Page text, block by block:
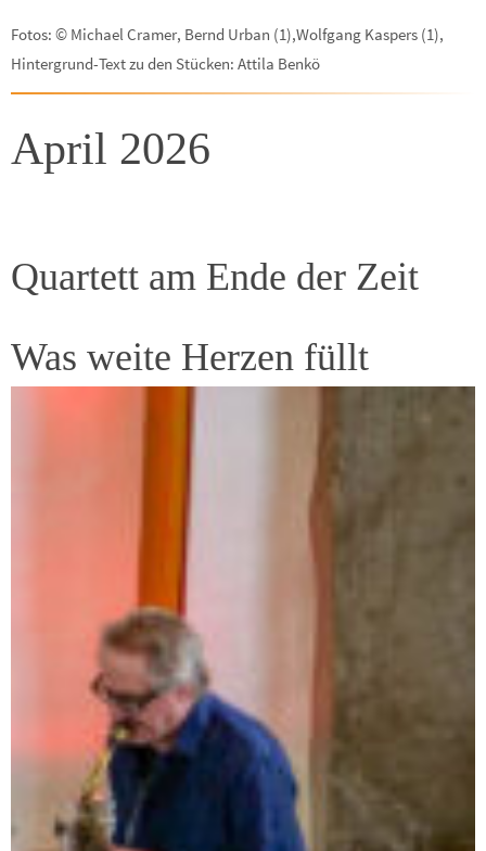
Fotos: © Michael Cramer, Bernd Urban (1),Wolfgang Kaspers (1),
Hintergrund-Text zu den Stücken: Attila Benkö
April 2026
Quartett am Ende der Zeit
Was weite Herzen füllt